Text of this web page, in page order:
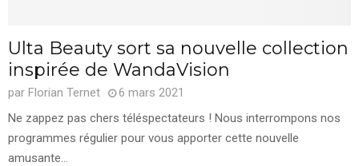
Ulta Beauty sort sa nouvelle collection
inspirée de WandaVision
par Florian Ternet
6 mars 2021
Ne zappez pas chers téléspectateurs ! Nous interrompons nos
programmes régulier pour vous apporter cette nouvelle
amusante...